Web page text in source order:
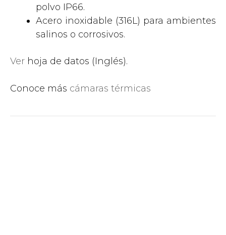
polvo IP66.
Acero inoxidable (316L) para ambientes
salinos o corrosivos.
Ver hoja de datos (Inglés).
Conoce más cámaras térmicas